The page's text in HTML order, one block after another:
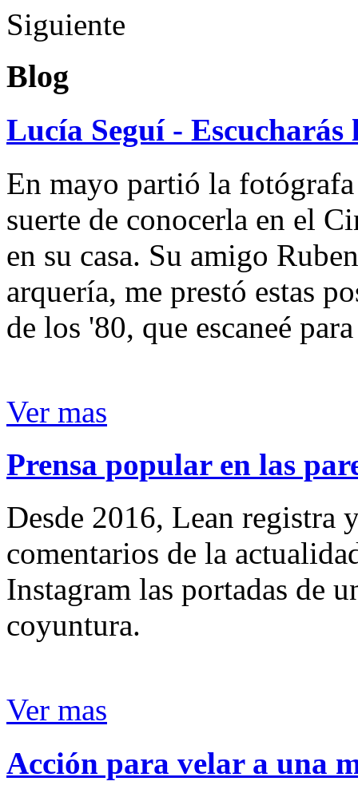
Siguiente
Blog
Lucía Seguí - Escucharás
En mayo partió la
suerte de conocerla en el
en su casa. Su amigo
arquería, me prestó estas
de los '80, que escaneé
Ver mas
Prensa popular en las
Desde 2016, Lean registra
comentarios de la
Instagram las portadas de
coyuntura.
Ver mas
Acción para velar a una